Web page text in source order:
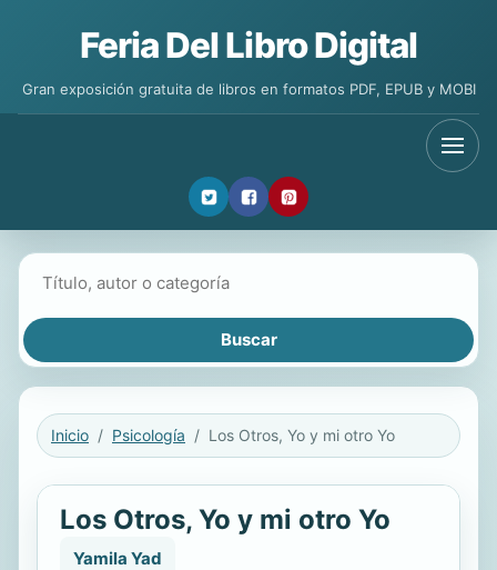
Feria Del Libro Digital
Gran exposición gratuita de libros en formatos PDF, EPUB y MOBI
Inicio Psicología Los Otros, Yo y mi otro Yo
Los Otros, Yo y mi otro Yo
Yamila Yad